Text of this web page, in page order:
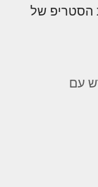
הסטריפ של
עם